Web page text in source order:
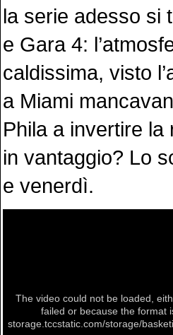
la serie adesso si
e Gara 4:
caldissima, visto
a Miami
Phila a invertire
in vantaggio? Lo
e venerdì.
The video could not be loaded,
failed or because the format
storage.tccstatic.com/storage/